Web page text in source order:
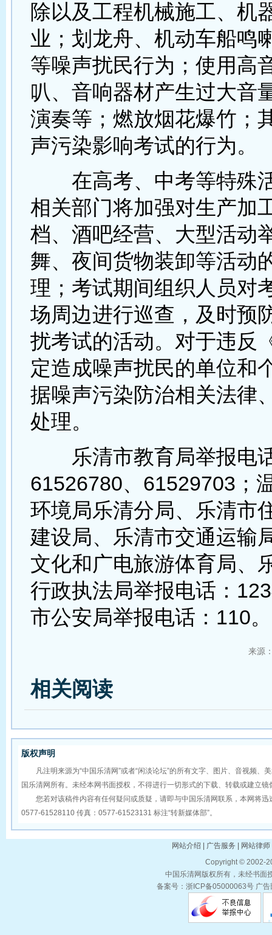
除以及工程机械施工、机
业；划龙舟、机动车船鸣
等噪声扰民行为；使用高
叭、音响器材产生过大音
演奏等；燃放烟花爆竹；
声污染影响考试的行为。
在高考、中考等特殊
相关部门将加强对生产加
档、酒吧经营、大型活动
舞、夜间货物装卸等活动
理；考试期间组织人员对
场周边进行巡查，及时预
扰考试的活动。对于违反
定造成噪声扰民的单位和
据噪声污染防治相关法律
处理。
乐清市教育局举报电
61526780、61529703；
环境局乐清分局、乐清市
建设局、乐清市交通运输
文化和广电旅游体育局、
行政执法局举报电话：
市公安局举报电话：110。
来源
相关阅读
版权声明
凡注明来源为“中国乐清网”或者“闲淡论坛”的所有文字、图片、音视频、
国乐清网所有。未经本网书面授权，不得进行一切形式的下载、转载或建立镜
您若对该稿件内容有任何疑问或质疑，请即与中国乐清网联系，本网将迅
0577-61528110 传真：0577-61523131 标注“转新媒体部”。
网站介绍 | 广告服务 | 网站律
Copyright © 2002-
中国乐清网版权所有，未经书面
备案号：浙ICP备05000063号 广